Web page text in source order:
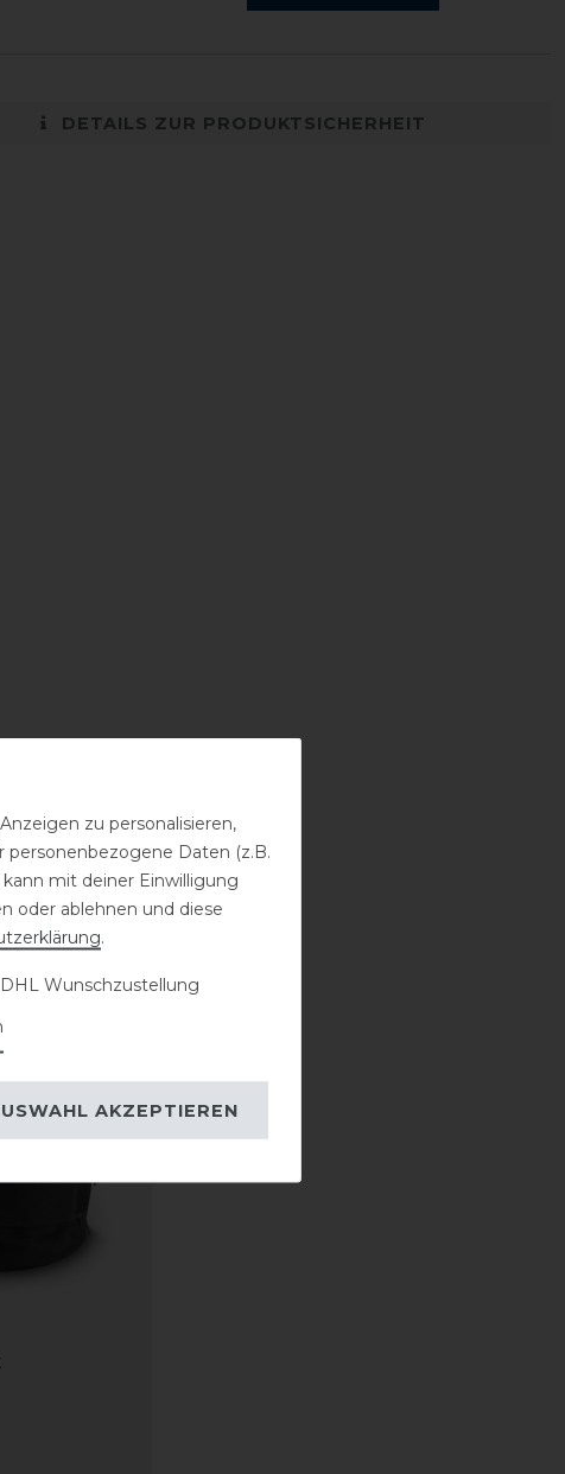
DETAILS ZUR PRODUKTSICHERHEIT
zu personalisieren,
personenbezogene Daten (z.B.
mit deiner Einwilligung
oder ablehnen und diese
.
DHL Wunschzustellung
AKZEPTIEREN